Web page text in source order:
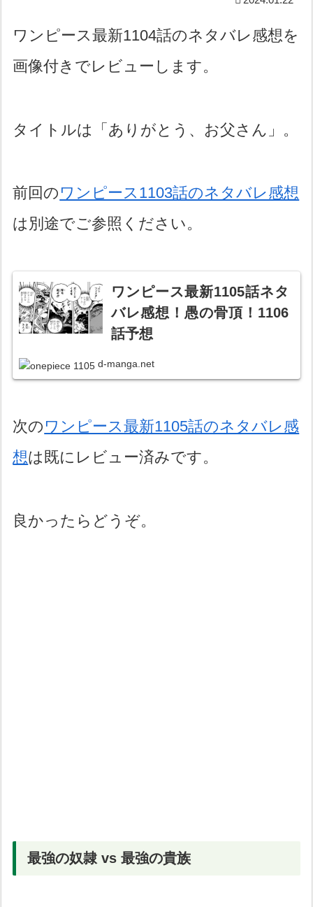
ワンピース最新1104話のネタバレ感想を
画像付きでレビューします。
タイトルは「ありがとう、お父さん」。
前回の ワンピース1103話のネタバレ感想
は別途でご参照ください。
ワンピース最新1105話ネタ
バレ感想！愚の骨頂！1106
話予想
d-manga.net
次の ワンピース最新1105話のネタバレ感
想は既にレビュー済みです。
良かったらどうぞ。
最強の奴隷 vs 最強の貴族